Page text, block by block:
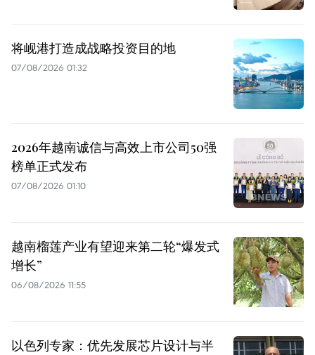
将岘港打造成战略投资目的地
07/08/2026 01:32
2026年越南诚信与高效上市公司50强
榜单正式发布
07/08/2026 01:10
越南榴莲产业有望迎来第二轮“爆发式
增长”
06/08/2026 11:55
以色列专家：优先发展芯片设计与半